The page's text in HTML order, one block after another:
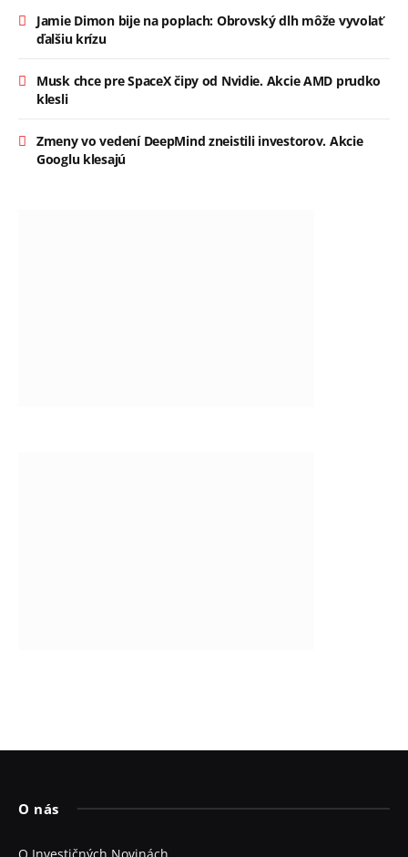
Jamie Dimon bije na poplach: Obrovský dlh môže vyvolať
ďalšiu krízu
Musk chce pre SpaceX čipy od Nvidie. Akcie AMD prudko
klesli
Zmeny vo vedení DeepMind zneistili investorov. Akcie
Googlu klesajú
O nás